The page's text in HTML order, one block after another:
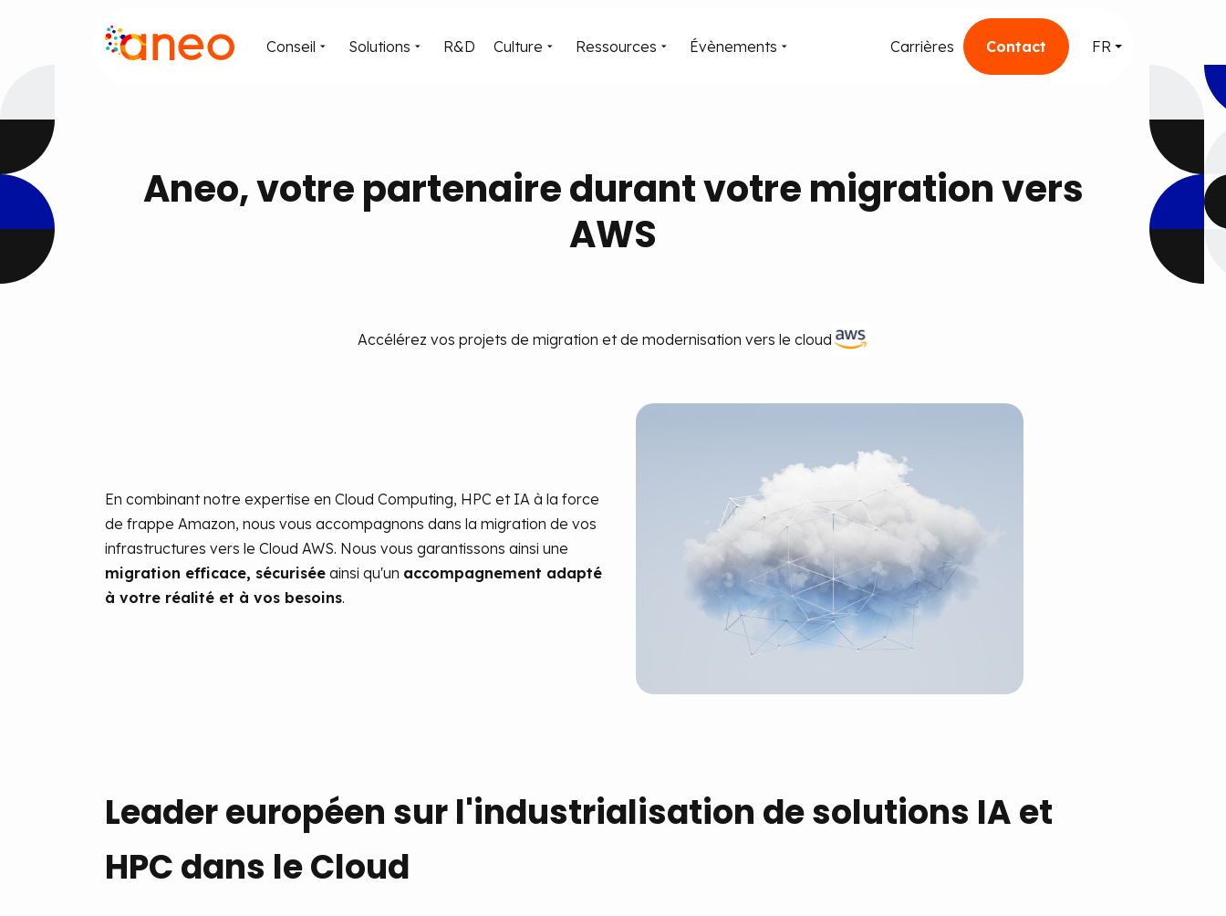
Conseil Solutions R&D Culture Ressources Évènements Carrières Contact FR
Aneo, votre partenaire durant votre migration vers
AWS
Accélérez vos projets de migration et de modernisation vers le cloud
En combinant notre expertise en Cloud Computing, HPC et IA à la force
de frappe Amazon, nous vous accompagnons dans la migration de vos
infrastructures vers le Cloud AWS. Nous vous garantissons ainsi une
migration efficace, sécuriséeainsi qu'un accompagnement adapté
à votre réalité et à vos besoins.
Leader européen sur l'industrialisation de solutions IA et
HPC dans le Cloud